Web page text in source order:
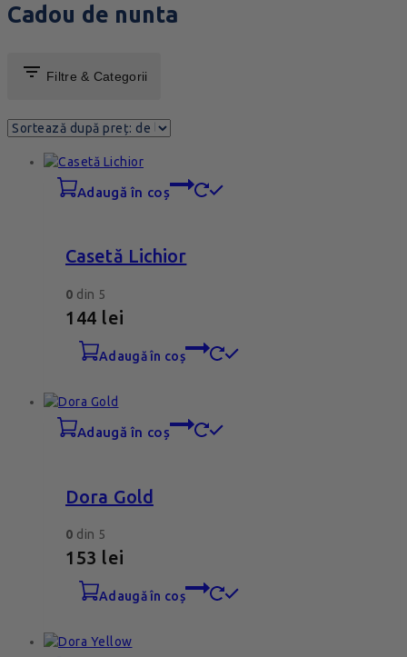
Cadou de nunta
Filtre & Categorii
adaugă în coș
Casetă Lichior
0 din 5
144 lei
adaugă în coș
adaugă în coș
Dora Gold
0 din 5
153 lei
adaugă în coș